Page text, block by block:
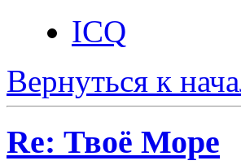
ICQ
Вернуться к
Re: Твоё Море